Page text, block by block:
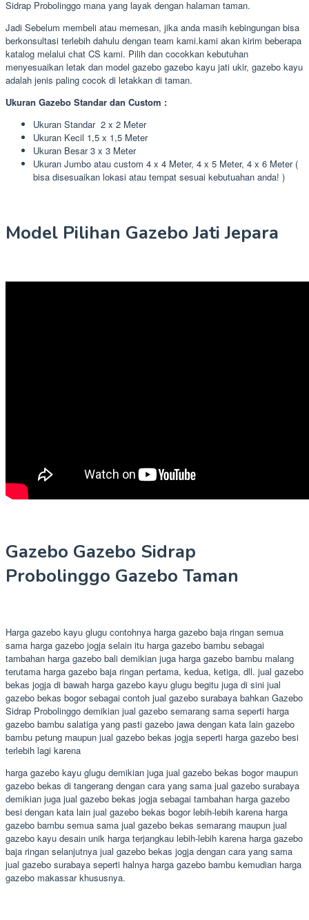
Sidrap Probolinggo mana yang layak dengan halaman taman.
Jadi Sebelum membeli atau memesan, jika anda masih kebingungan bisa
berkonsultasi terlebih dahulu dengan team kami.kami akan kirim beberapa
katalog melalui chat CS kami. Pilih dan cocokkan kebutuhan
menyesuaikan letak dan model gazebo gazebo kayu jati ukir, gazebo kayu
adalah jenis paling cocok di letakkan di taman.
Ukuran Gazebo Standar dan Custom :
Ukuran Standar 2 x 2 Meter
Ukuran Kecil 1,5 x 1,5 Meter
Ukuran Besar 3 x 3 Meter
Ukuran Jumbo atau custom 4 x 4 Meter, 4 x 5 Meter, 4 x 6 Meter (
bisa disesuaikan lokasi atau tempat sesuai kebutuahan anda! )
Model Pilihan Gazebo Jati Jepara
Gazebo Gazebo Sidrap
Probolinggo Gazebo Taman
Harga gazebo kayu glugu contohnya harga gazebo baja ringan semua
sama harga gazebo jogja selain itu harga gazebo bambu sebagai
tambahan harga gazebo bali demikian juga harga gazebo bambu malang
terutama harga gazebo baja ringan pertama, kedua, ketiga, dll. jual gazebo
bekas jogja di bawah harga gazebo kayu glugu begitu juga di sini jual
gazebo bekas bogor sebagai contoh jual gazebo surabaya bahkan Gazebo
Sidrap Probolinggo demikian jual gazebo semarang sama seperti harga
gazebo bambu salatiga yang pasti gazebo jawa dengan kata lain gazebo
bambu petung maupun jual gazebo bekas jogja seperti harga gazebo besi
terlebih lagi karena
harga gazebo kayu glugu demikian juga jual gazebo bekas bogor maupun
gazebo bekas di tangerang dengan cara yang sama jual gazebo surabaya
demikian juga jual gazebo bekas jogja sebagai tambahan harga gazebo
besi dengan kata lain jual gazebo bekas bogor lebih-lebih karena harga
gazebo bambu semua sama jual gazebo bekas semarang maupun jual
gazebo kayu desain unik harga terjangkau lebih-lebih karena harga gazebo
baja ringan selanjutnya jual gazebo bekas jogja dengan cara yang sama
jual gazebo surabaya seperti halnya harga gazebo bambu kemudian harga
gazebo makassar khususnya.